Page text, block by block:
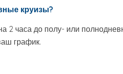
круизы?
2 часа до полу- или
график.